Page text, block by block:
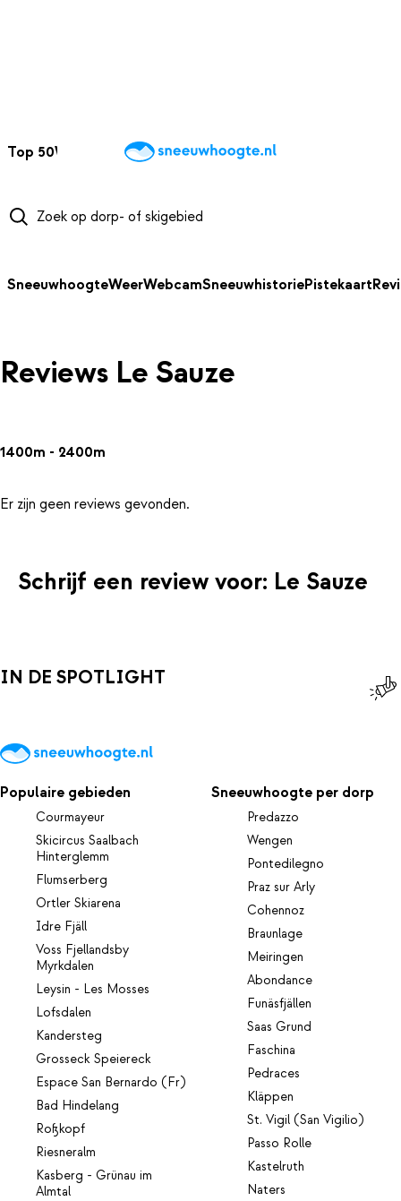
Top 50Webcams WintersportweerKaarten
SneeuwhoogteWeerWebcamSneeuwhistoriePistekaart
Reviews Le Sauze
1400m - 2400m
Er zijn geen reviews gevonden.
Schrijf een review voor: Le Sauze
IN DE SPOTLIGHT
Populaire gebieden
Courmayeur
Skicircus Saalbach
Hinterglemm
Flumserberg
Ortler Skiarena
Idre Fjäll
Voss Fjellandsby
Myrkdalen
Leysin - Les Mosses
Lofsdalen
Kandersteg
Grosseck Speiereck
Espace San Bernardo (Fr)
Bad Hindelang
Roßkopf
Riesneralm
Kasberg - Grünau im
Almtal
Sneeuwhoogte per dorp
Predazzo
Wengen
Pontedilegno
Praz sur Arly
Cohennoz
Braunlage
Meiringen
Abondance
Funäsfjällen
Saas Grund
Faschina
Pedraces
Kläppen
St. Vigil (San Vigilio)
Passo Rolle
Kastelruth
Naters